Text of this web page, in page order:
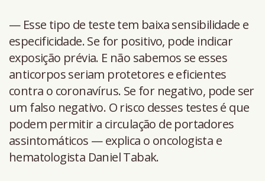
— Esse tipo de teste tem baixa sensibilidade e
especificidade. Se for positivo, pode indicar
exposição prévia. E não sabemos se esses
anticorpos seriam protetores e eficientes
contra o coronavírus. Se for negativo, pode ser
um falso negativo. O risco desses testes é que
podem permitir a circulação de portadores
assintomáticos — explica o oncologista e
hematologista Daniel Tabak.